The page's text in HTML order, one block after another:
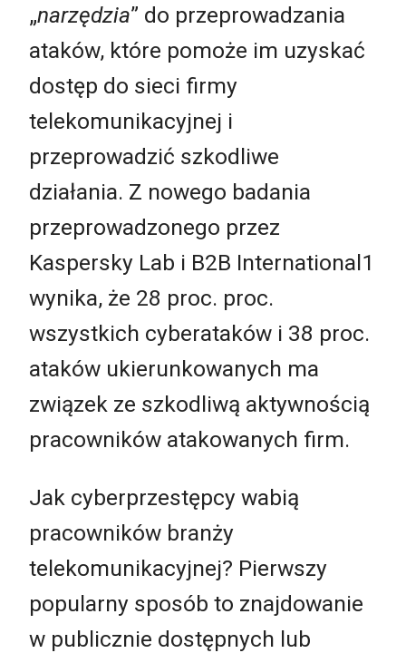
„narzędzia” do przeprowadzania
ataków, które pomoże im uzyskać
dostęp do sieci firmy
telekomunikacyjnej i
przeprowadzić szkodliwe
działania. Z nowego badania
przeprowadzonego przez
Kaspersky Lab i B2B International1
wynika, że 28 proc. proc.
wszystkich cyberataków i 38 proc.
ataków ukierunkowanych ma
związek ze szkodliwą aktywnością
pracowników atakowanych firm.
Jak cyberprzestępcy wabią
pracowników branży
telekomunikacyjnej? Pierwszy
popularny sposób to znajdowanie
w publicznie dostępnych lub